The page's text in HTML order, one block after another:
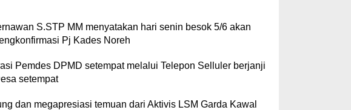
S.STP MM menyatakan hari senin besok 5/6 akan
Pj Kades Noreh
Pemdes DPMD setempat melalui Telepon Selluler berjanji
setempat
dan megapresiasi temuan dari Aktivis LSM Garda Kawal